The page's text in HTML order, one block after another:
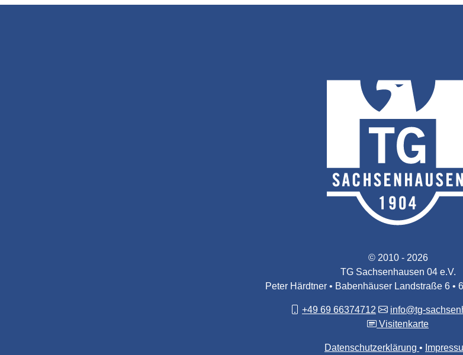
© 2010 - 2026
TG Sachsenhausen 04 e.V.
Peter Härdtner • Babenhäuser Landstraße 6 •
+49 69 66374712
info@tg-
Visitenkarte
Datenschutzerklärung